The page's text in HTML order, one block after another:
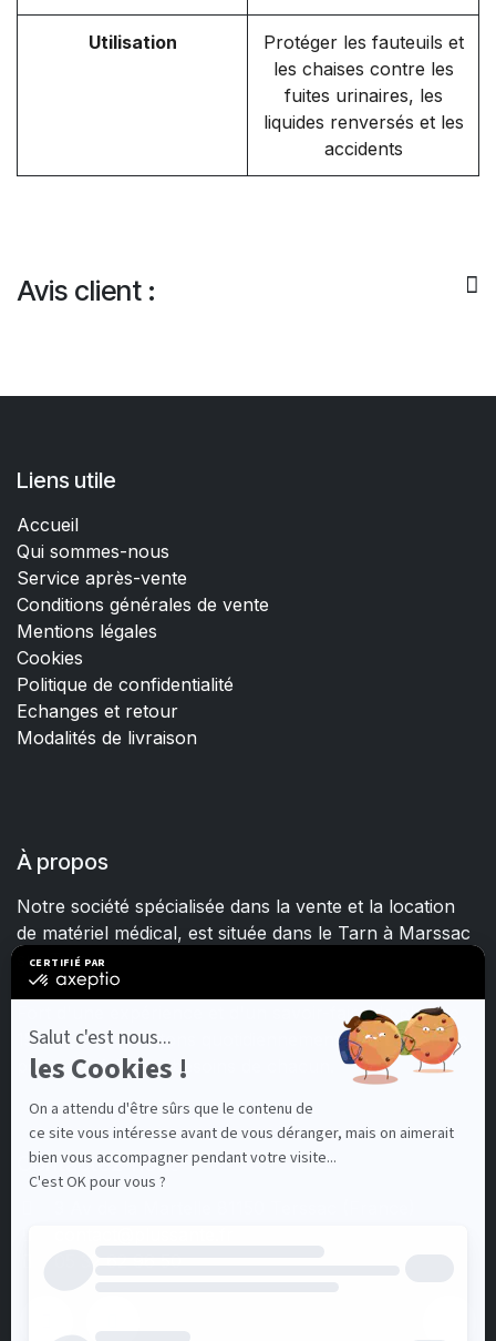
Utilisation
Protéger les fauteuils et
les chaises contre les
fuites urinaires, les
liquides renversés et les
accidents
Avis client :
Liens utile
Accueil
Qui sommes-nous
Service après-vente
Conditions générales de vente
Mentions légales
Cookies
Politique de confidentialité
Echanges et retour
Modalités de livraison
À propos
Notre société spécialisée dans la vente et la location
de matériel médical, est située dans le Tarn à Marssac
sur Tarn.
Fort d'une expérience et d'un savoir-faire de plus de
15 ans, nous mettons quotidiennement tout en œuvre
pour satisfaire les besoins de chacun.
Contactez-nous